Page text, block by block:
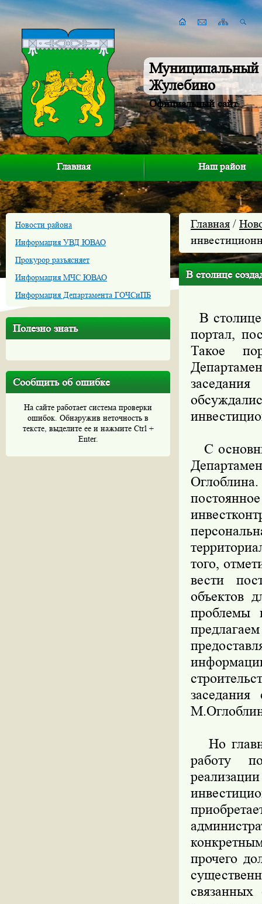
Муниципальный
Жулебино
Официальный сайт
Главная Наш район
Новости района
Информация УВД ЮВАО
Прокурор разъясняет
Информация МЧС ЮВАО
Информация Департамента ГОЧСиПБ
Полезно знать
Сообщить об ошибке
На сайте работает система проверки
ошибок. Обнаружив неточность в
тексте, выделите ее и нажмите Ctrl +
Enter.
Главная /
В столице
В
портал,
Такое
С
того,
вести
объектов
проблемы
Но
работу
прочего